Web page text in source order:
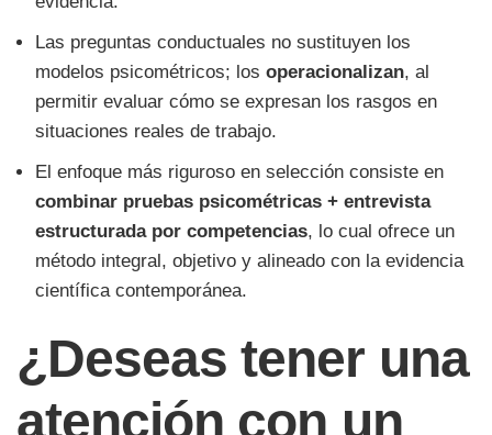
Las preguntas conductuales no sustituyen los
modelos psicométricos; los operacionalizan, al
permitir evaluar cómo se expresan los rasgos en
situaciones reales de trabajo.
El enfoque más riguroso en selección consiste en
combinar pruebas psicométricas + entrevista
estructurada por competencias, lo cual ofrece un
método integral, objetivo y alineado con la evidencia
científica contemporánea.
¿Deseas tener una
atención con un